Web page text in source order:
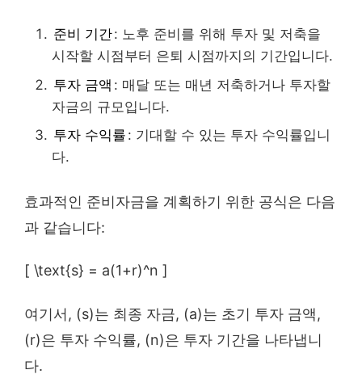
준비 기간: 노후 준비를 위해 투자 및 저축을
시작할 시점부터 은퇴 시점까지의 기간입니다.
투자 금액 : 매달 또는 매년 저축하거나 투자할
자금의 규모입니다.
투자 수익률 : 기대할 수 있는 투자 수익률입니
다.
효과적인 준비자금을 계획하기 위한 공식은 다음
과 같습니다:
[ \text{s} = a(1+r)^n ]
여기서, (s)는 최종 자금, (a)는 초기 투자 금액,
(r)은 투자 수익률, (n)은 투자 기간을 나타냅니
다.